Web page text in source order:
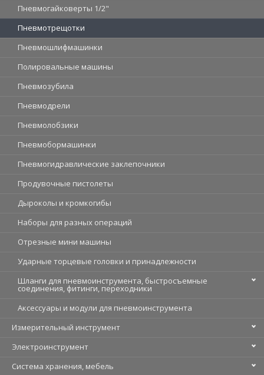
Пневмогайковерты 1/2"
Пневмотрещотки
Пневмошлифмашинки
Полировальные машины
Пневмозубила
Пневмодрели
Пневмолобзики
Пневмобормашинки
Пневмогидравлические заклепочники
Продувочные пистолеты
Дыроколы и кромкогибы
Наборы для разных операций
Отрезные мини машины
Ударные торцевые головки и принадлежности
Шланги для пневмоинструмента, быстросъемные
соединения, фитинги, переходники
Аксессуары и модули для пневмоинструмента
Измерительный инструмент
Электроинструмент
Система хранения, мебель